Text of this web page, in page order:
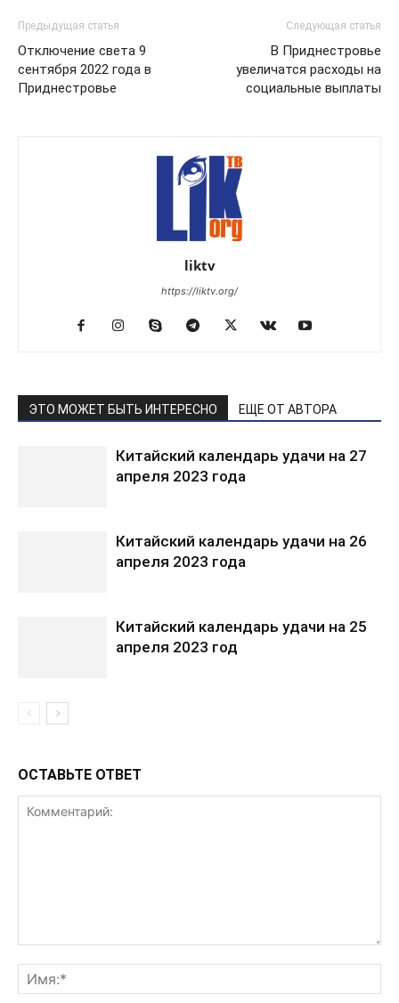
Предыдущая статья
Отключение света 9
сентября 2022 года в
Приднестровье
Следующая статья
В Приднестровье
увеличатся расходы на
социальные выплаты
liktv
https://liktv.org/
ЭТО МОЖЕТ БЫТЬ ИНТЕРЕСНО ЕЩЕ ОТ АВТОРА
Китайский календарь удачи на 27
апреля 2023 года
Китайский календарь удачи на 26
апреля 2023 года
Китайский календарь удачи на 25
апреля 2023 год
ОСТАВЬТЕ ОТВЕТ